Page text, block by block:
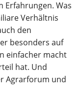
Erfahrungen. Was
Verhältnis
den
besonders auf
einfacher macht
hat. Und
Agrarforum und